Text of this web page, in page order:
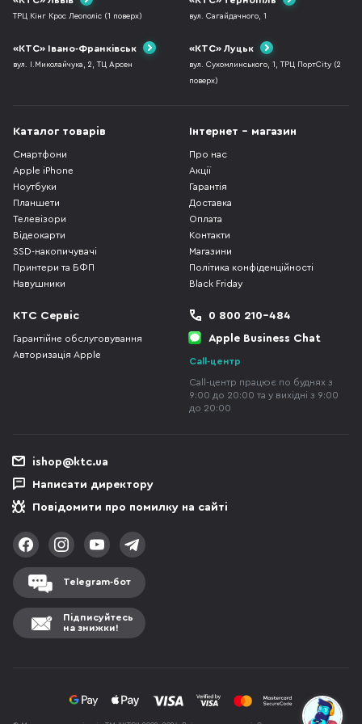
ТРЦ Кінг Крос Леополіс (1 поверх) вул. Сагайдачного, 1
«КТС» Івано-Франківськ
вул. І.Миколайчука, 2, ТЦ Арсен
«КТС» Луцьк
вул. Сухомлинського, 1, ТРЦ ПортCity (2
поверх)
Каталог товарів
Смартфони
Apple iPhone
Ноутбуки
Планшети
Телевізори
Відеокарти
SSD-накопичувачі
Принтери та БФП
Навушники
Інтернет - магазин
Про нас
Акції
Гарантія
Доставка
Оплата
Контакти
Магазини
Політика конфіденційності
Black Friday
КТС Сервіс
Гарантійне обслуговування
Авторизація Apple
0 800 210-484
Apple Business Chat
Call-центр
Call-центр працює по буднях з
9:00 до 20:00 та у вихідні з 9:00
до 20:00
ishop@ktc.ua
Написати директору
Повідомити про помилку на сайті
Telegram-бот
Підписуйтесь
на знижки!